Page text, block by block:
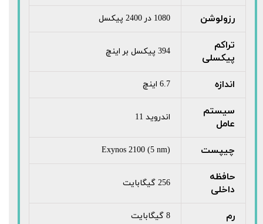
رزولوشن 1080 در 2400 پیکسل
تراکم
پیکسلی
394 پیکسل بر اینچ
اندازه 6.7 اینچ
سیستم
عامل
اندروید 11
چیپست Exynos 2100 (5 nm)
حافظه
داخلی
256 گیگابایت
رم 8 گیگابایت